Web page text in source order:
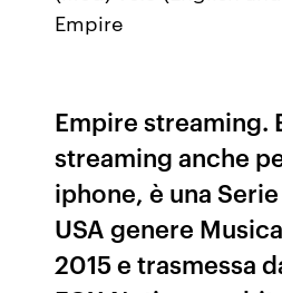
Empire
Empire streaming.
streaming anche
iphone, è una
USA genere
2015 e trasmessa